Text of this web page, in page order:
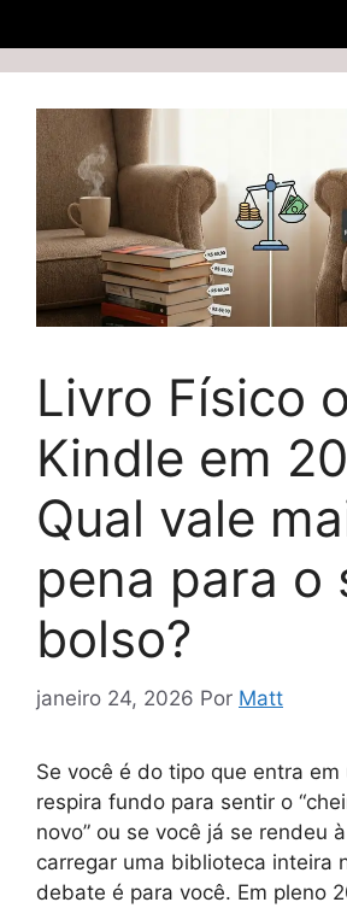
Livro Físico
Kindle em
Qual vale
pena para o
bolso?
janeiro 24, 2026 Por Matt
Se você é do tipo que entra em
respira fundo para sentir o
novo” ou se você já se rendeu à
carregar uma biblioteca inteira
debate é para você. Em pleno